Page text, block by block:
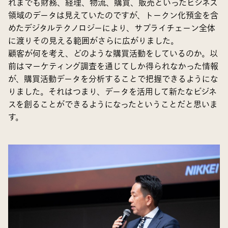
れまでも財務、経理、物流、購買、販売といったビジネス
領域のデータは見えていたのですが、トークン化預金を含
めたデジタルテクノロジーにより、サプライチェーン全体
に渡りその見える範囲がさらに広がりました。
顧客が何を考え、どのような購買活動をしているのか。以
前はマーケティング調査を通じてしか得られなかった情報
が、購買活動データを分析することで把握できるようにな
りました。それはつまり、データを活用して新たなビジネ
スを創ることができるようになったということだと思いま
す。